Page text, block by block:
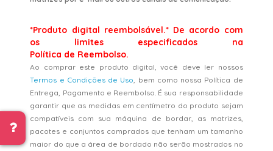
*Produto digital reembolsável.* De acordo com
os limites especificados na
Política de Reembolso.
Ao comprar este produto digital, você deve ler nossos
Termos e Condições de Uso, bem como nossa Política de
Entrega, Pagamento e Reembolso. É sua responsabilidade
garantir que as medidas em centímetro do produto sejam
compatíveis com sua máquina de bordar, as matrizes,
pacotes e conjuntos comprados que tenham um tamanho
maior do que a área de bordado não serão mostrados no